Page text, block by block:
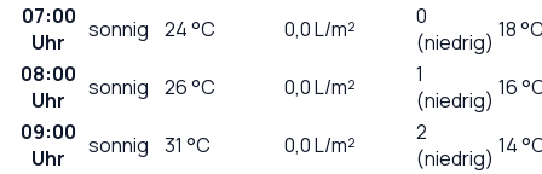
07:00
Uhr
sonnig 24°C 0,0L/m²
0
(niedrig) 18
08:00
Uhr
sonnig 26°C 0,0L/m²
1
(niedrig) 16
09:00
Uhr
sonnig 31 °C 0,0L/m²
2
(niedrig) 14